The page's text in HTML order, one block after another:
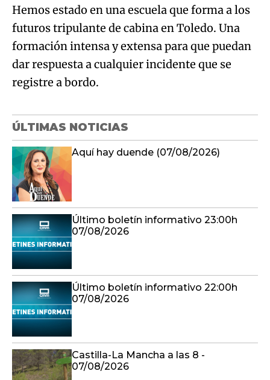
Hemos estado en una escuela que forma a los
futuros tripulante de cabina en Toledo. Una
formación intensa y extensa para que puedan
dar respuesta a cualquier incidente que se
registre a bordo.
ÚLTIMAS NOTICIAS
Aquí hay duende (07/08/2026)
Último boletín informativo 23:00h
07/08/2026
Último boletín informativo 22:00h
07/08/2026
Castilla-La Mancha a las 8 -
07/08/2026